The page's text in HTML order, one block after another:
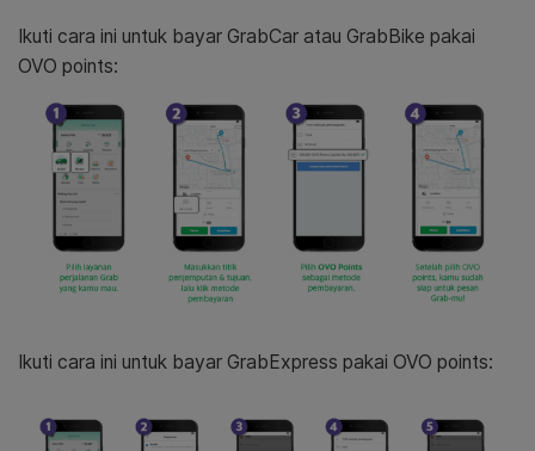
Ikuti cara ini untuk bayar GrabCar atau GrabBike pakai
OVO points:
Ikuti cara ini untuk bayar GrabExpress pakai OVO points: